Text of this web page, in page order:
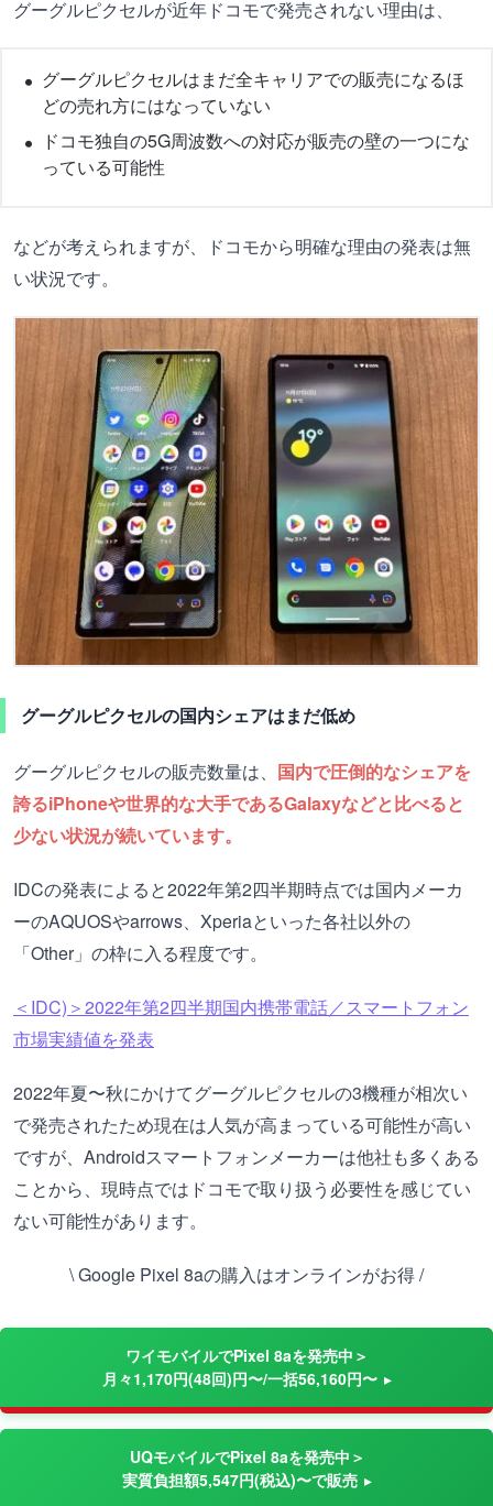
グーグルピクセルが近年ドコモで発売されない理由は、
グーグルピクセルはまだ全キャリアでの販売になるほ
どの売れ方にはなっていない
ドコモ独自の5G周波数への対応が販売の壁の一つにな
っている可能性
などが考えられますが、ドコモから明確な理由の発表は無
い状況です。
グーグルピクセルの国内シェアはまだ低め
グーグルピクセルの販売数量は、 国内で圧倒的なシェアを
誇るiPhoneや世界的な大手であるGalaxyなどと比べると
少ない状況が続いています。
IDCの発表によると2022年第2四半期時点では国内メーカ
ーのAQUOSやarrows、Xperiaといった各社以外の
「Other」の枠に入る程度です。
＜IDC)＞2022年第2四半期国内携帯電話／スマートフォン
市場実績値を発表
2022年夏〜秋にかけてグーグルピクセルの3機種が相次い
で発売されたため現在は人気が高まっている可能性が高い
ですが、Androidスマートフォンメーカーは他社も多くある
ことから、現時点ではドコモで取り扱う必要性を感じてい
ない可能性があります。
\ Google Pixel 8aの購入はオンラインがお得 /
ワイモバイルでPixel 8aを発売中＞
月々1,170円(48回)円〜/一括56,160円〜
UQモバイルでPixel 8aを発売中＞
実質負担額5,547円(税込)〜で販売